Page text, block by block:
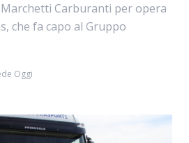
Marchetti Carburanti per opera
che fa capo al Gruppo
Oggi